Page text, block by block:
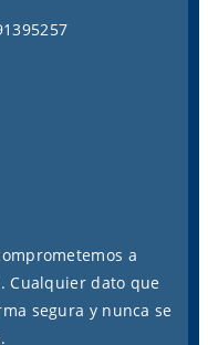
a
Cualquier dato que
segura y nunca se